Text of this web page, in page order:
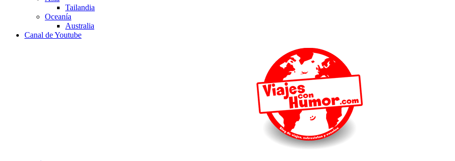
Tailandia
Oceanía
Australia
Canal de Youtube